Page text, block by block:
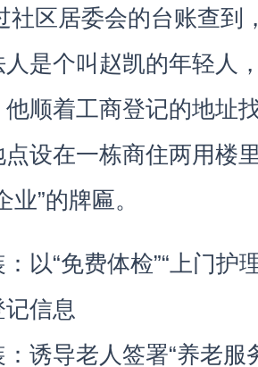
社区居委会的台账查到
是个叫赵凯的年轻人
顺着工商登记的地址
设在一栋商住两用楼
业”的牌匾。
以“免费体检”“上门护
信息
诱导老人签署“养老服